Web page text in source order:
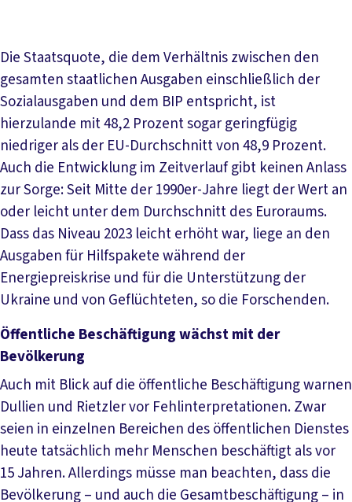
Die Staatsquote, die dem Verhältnis zwischen den
gesamten staatlichen Ausgaben einschließlich der
Sozialausgaben und dem BIP entspricht, ist
hierzulande mit 48,2 Prozent sogar geringfügig
niedriger als der EU-Durchschnitt von 48,9 Prozent.
Auch die Entwicklung im Zeitverlauf gibt keinen Anlass
zur Sorge: Seit Mitte der 1990er-Jahre liegt der Wert an
oder leicht unter dem Durchschnitt des Euroraums.
Dass das Niveau 2023 leicht erhöht war, liege an den
Ausgaben für Hilfspakete während der
Energiepreiskrise und für die Unterstützung der
Ukraine und von Geflüchteten, so die Forschenden.
Öffentliche Beschäftigung wächst mit der
Bevölkerung
Auch mit Blick auf die öffentliche Beschäftigung warnen
Dullien und Rietzler vor Fehlinterpretationen. Zwar
seien in einzelnen Bereichen des öffentlichen Dienstes
heute tatsächlich mehr Menschen beschäftigt als vor
15 Jahren. Allerdings müsse man beachten, dass die
Bevölkerung – und auch die Gesamtbeschäftigung – in